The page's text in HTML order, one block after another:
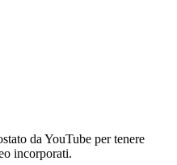
da YouTube per tenere
incorporati.